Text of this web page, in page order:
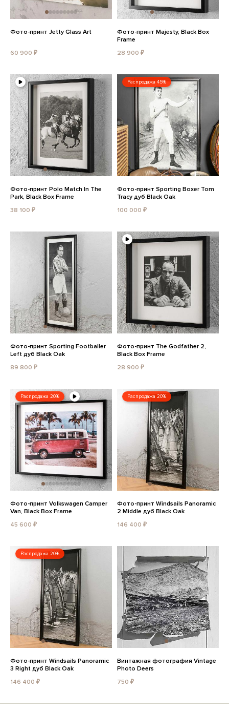
Фото-принт Jetty Glass Art
60 900 ₽
Фото-принт Majesty, Black Box
Frame
28 900 ₽
Фото-принт Polo Match In The
Park, Black Box Frame
38 100 ₽
Распродажа 45%
Фото-принт Sporting Boxer Tom
Tracy дуб Black Oak
100 000 ₽
Фото-принт Sporting Footballer
Left дуб Black Oak
89 800 ₽
Фото-принт The Godfather 2,
Black Box Frame
28 900 ₽
Распродажа 20%
Фото-принт Volkswagen Camper
Van, Black Box Frame
45 600 ₽
Распродажа 20%
Фото-принт Windsails Panoramic
2 Middle дуб Black Oak
146 400 ₽
Распродажа 20%
Фото-принт Windsails Panoramic
3 Right дуб Black Oak
146 400 ₽
Винтажная фотография Vintage
Photo Deers
750 ₽